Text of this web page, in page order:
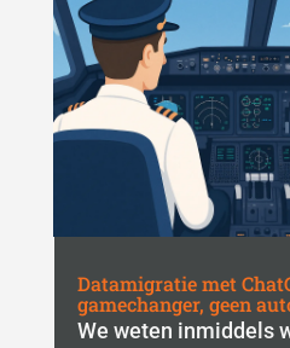
Datamigratie met
gamechanger, geen
We weten inmiddels